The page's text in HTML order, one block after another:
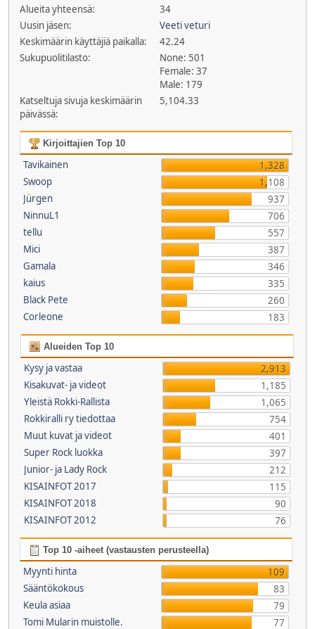
Alueita yhteensä:
34
Uusin jäsen:
Veeti veturi
Keskimäärin käyttäjiä paikalla:
42.24
Sukupuolitilasto:
None: 501
Female: 37
Male: 179
Katseltuja sivuja keskimäärin
päivässä:
5,104.33
Kirjoittajien Top 10
Tavikainen
1,328
Swoop
1,108
Jürgen
937
NinnuL1
706
tellu
557
Mici
387
Gamala
346
kaius
335
Black Pete
260
Corleone
183
Alueiden Top 10
Kysy ja vastaa
2,913
Kisakuvat- ja videot
1,185
Yleistä Rokki-Rallista
1,065
Rokkiralli ry tiedottaa
754
Muut kuvat ja videot
401
Super Rock luokka
397
Junior- ja Lady Rock
212
KISAINFOT 2017
115
KISAINFOT 2018
90
KISAINFOT 2012
76
Top 10 -aiheet (vastausten perusteella)
Myynti hinta
109
Sääntökokous
83
Keula asiaa
79
Tomi Mularin muistolle.
77